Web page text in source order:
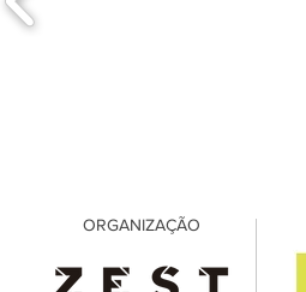
ORGANIZAÇÃO